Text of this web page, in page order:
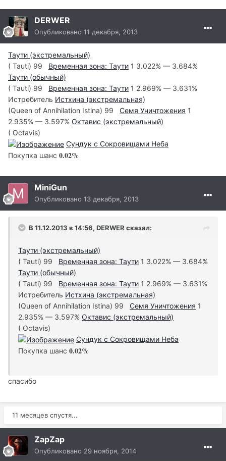
DERWER
Опубликовано 11 декабря, 2013
Таути (экстремальный)
( Tauti) 99 Временная зона: Таути 1 3.022% — 3.684%
Таути (обычный)
( Tauti) 99 Временная зона: Таути 1 2.969% — 3.631%
Истребитель Истхина (экстремальная)
(Queen of Annihilation Istina) 99 Семя Уничтожения 1
2.935% — 3.597% Октавис (экстремальный)
( Octavis)
Сундук с Сокровищами Неба
Покупка шанс 0.02%
MiniGun
Опубликовано 13 декабря, 2013
В 11.12.2013 в 14:56, DERWER сказал:
Таути (экстремальный)
( Tauti) 99 Временная зона: Таути 1 3.022% — 3.684%
Таути (обычный)
( Tauti) 99 Временная зона: Таути 1 2.969% — 3.631%
Истребитель Истхина (экстремальная)
(Queen of Annihilation Istina) 99 Семя Уничтожения 1
2.935% — 3.597% Октавис (экстремальный)
( Octavis)
Сундук с Сокровищами Неба
Покупка шанс 0.02%
спасибо
11 месяцев спустя...
ZapZap
Опубликовано 29 ноября, 2014